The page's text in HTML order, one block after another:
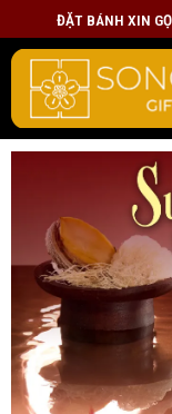
ĐẶT BÁNH XIN